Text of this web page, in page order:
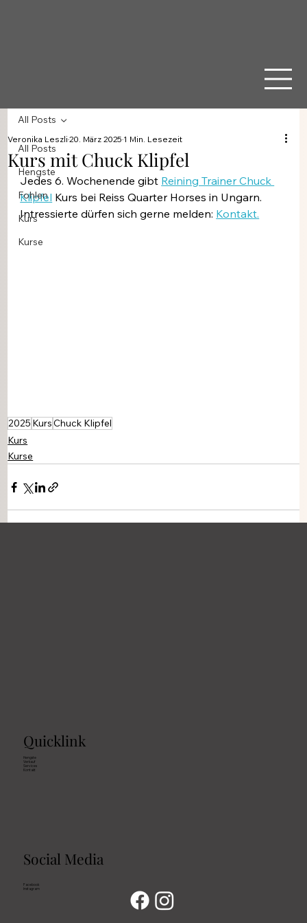
All Posts
Hengste
Fohlen
Kurs
Kurse
All Posts
Kurs mit Chuck Klipfel
Veronika Leszli20. März 20251 Min. Lesezeit
Jedes 6. Wochenende gibt Reining Trainer Chuck
Klipfel Kurs bei Reiss Quarter Horses in Ungarn.
Intressierte dürfen sich gerne melden: Kontakt.
2025 KursChuck Klipfel
Kurs
Kurse
Quicklink
Hengste
Verkauf
Services
Kontakt
Social Media
Facebook
Instagram